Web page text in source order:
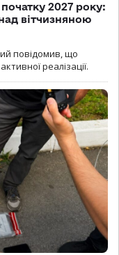
2027 року:
вітчизняною
повідомив, що
реалізації.